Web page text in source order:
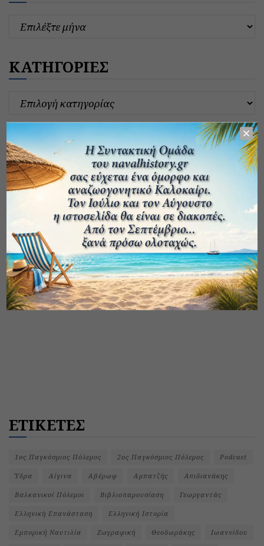
ΚΑΤΗΓΟΡΙΕΣ
ΕΤΙΚΕΤΕΣ
1ος Παγκόσμιος Πόλεμος 2ος Παγκόσμιος Πόλεμος Podcast
Ύδρα Αίγινα Αβέρωφ Αμπατζής Απιδιανάκης
Βαλκανικοί Πόλεμοι Βιβλιοπαρουσίαση Γεωργαντάς
Ελληνική Επανάσταση Ελληνική Ιστορία
Εμπορική Ναυτιλία Ζωγραφική Θεοδωράκης Ιωαννίδου